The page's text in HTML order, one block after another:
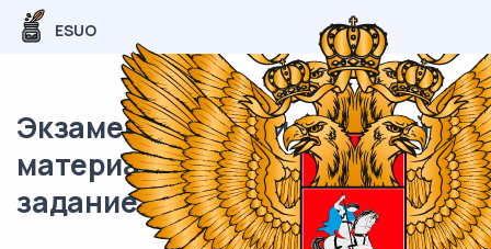
ESUO
Экзаменационный (типовой)
материал ЕГЭ / Химия / 28
задание (24) / 59